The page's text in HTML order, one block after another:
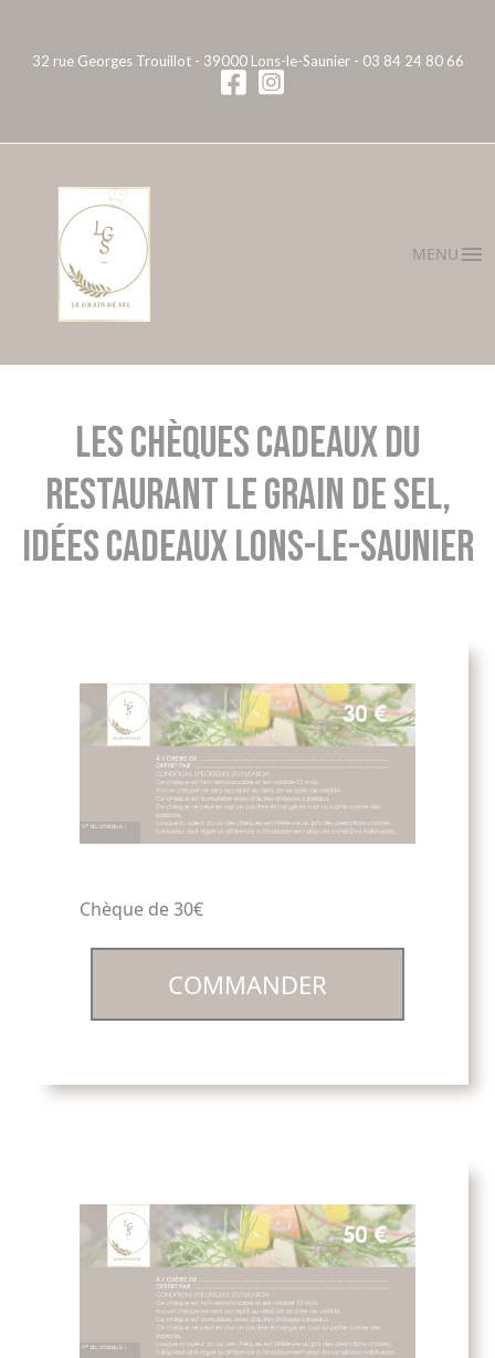
32 rue Georges Trouillot - 39000 Lons-le-Saunier - 03 84 24 80 66
MENU
Les chèques cadeaux du
Restaurant Le Grain de Sel,
idées cadeaux Lons-le-Saunier
Chèque de 30€
COMMANDER